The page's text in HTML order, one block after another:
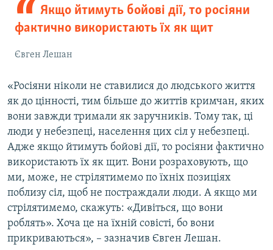
Якщо йтимуть бойові дії, то росіяни
фактично використають їх як щит
Євген Лешан
«Росіяни ніколи не ставилися до людського життя
як до цінності, тим більше до життів кримчан, яких
вони завжди тримали як заручників. Тому так, ці
люди у небезпеці, населення цих сіл у небезпеці.
Адже якщо йтимуть бойові дії, то росіяни фактично
використають їх як щит. Вони розраховують, що
ми, може, не стрілятимемо по їхніх позиціях
поблизу сіл, щоб не постраждали люди. А якщо ми
стрілятимемо, скажуть: «Дивіться, що вони
роблять». Хоча це на їхній совісті, бо вони
прикриваються», – зазначив Євген Лешан.